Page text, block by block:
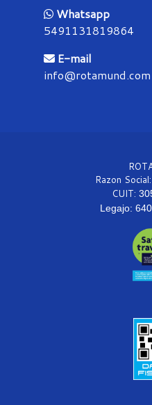
Whatsapp
5491131819864
E-mail
info@rotamund.com
Razon
CUIT:
Legajo: 640